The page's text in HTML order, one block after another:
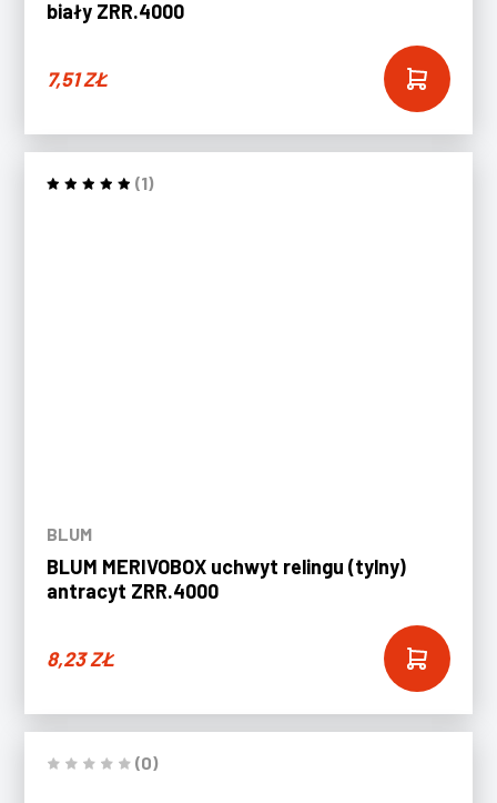
biały ZRR.4000
7,51ZŁ
(1)
BLUM
BLUM MERIVOBOX uchwyt relingu (tylny)
antracyt ZRR.4000
8,23ZŁ
(0)